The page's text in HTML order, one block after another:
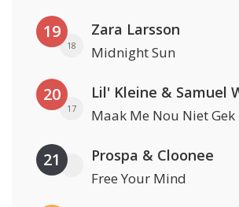
19
18
Zara Larsson
Midnight Sun
20
17
Lil' Kleine & Samuel
Maak Me Nou Niet Gek
21 Prospa & Cloonee
Free Your Mind